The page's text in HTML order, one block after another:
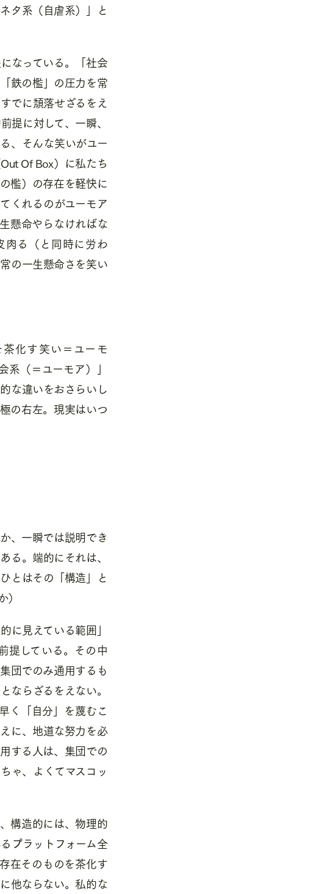
タ系（自虐系）」と
なっている。「社会
鉄の檻」の圧力を常
でに頽落せざるをえ
提に対して、一瞬、
、そんな笑いがユー
Out Of Box）に私たち
檻）の存在を軽快に
くれるのがユーモア
懸命やらなければな
肉る（と同時に労わ
の一生懸命さを笑い
化す笑い＝ユーモ
（＝ユーモア）」
な違いをおさらいし
の右左。現実はいつ
、一瞬では説明でき
る。端的にそれは、
とはその「構造」と
に見えている範囲」
提している。その中
団でのみ通用するも
ならざるをえない。
く「自分」を蔑むこ
に、地道な努力を必
する人は、集団での
ゃ、よくてマスコッ
構造的には、物理的
プラットフォーム全
在そのものを茶化す
他ならない。私的な